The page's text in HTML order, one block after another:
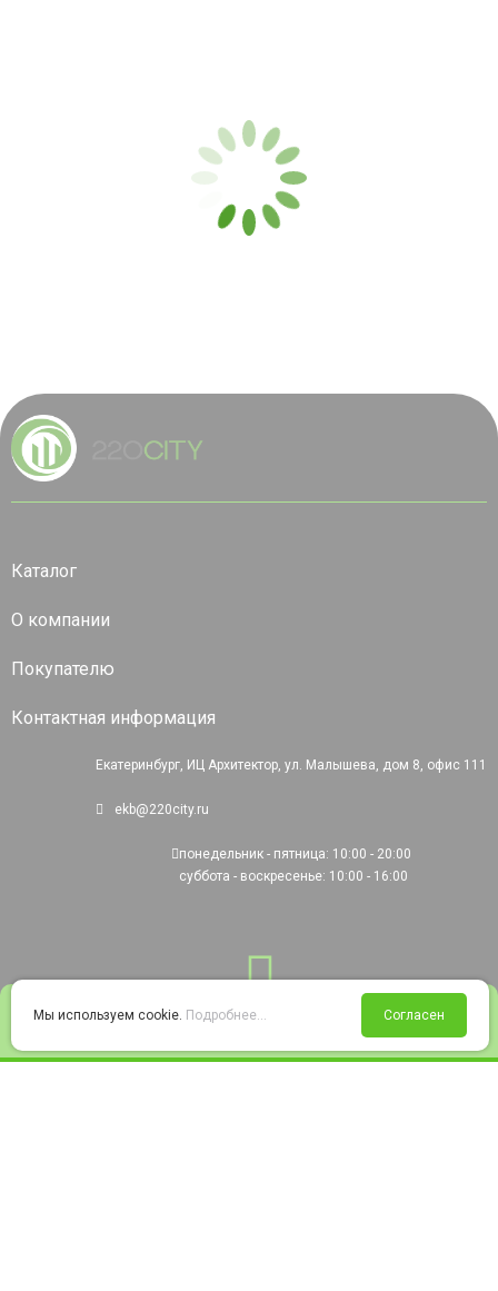
Войти Избранное Корзина
Каталог
О компании
Покупателю
Контактная информация
Екатеринбург, ИЦ Архитектор, ул. Малышева, дом 8, офис 111
ekb@220city.ru
понедельник - пятница: 10:00 - 20:00
суббота - воскресенье: 10:00 - 16:00
Мы используем cookie. Подробнее... Согласен